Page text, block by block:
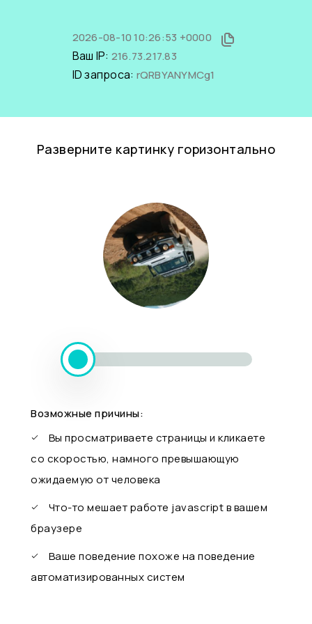
2026-08-10 10:26:53 +0000
Ваш IP: 216.73.217.83
ID запроса: rQRBYANYMCg1
Разверните картинку горизонтально
Возможные причины:
Вы просматриваете страницы и кликаете
со скоростью, намного превышающую
ожидаемую от человека
Что-то мешает работе javascript в вашем
браузере
Ваше поведение похоже на поведение
автоматизированных систем